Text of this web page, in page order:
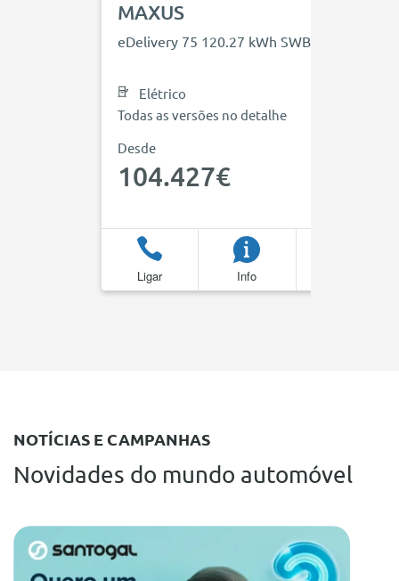
MAXUS
eDelivery 75 120.27 kWh SWB
Elétrico
Todas as versões no detalhe
Desde
104.427€
Ligar Info
NOTÍCIAS E CAMPANHAS
Novidades do mundo automóvel